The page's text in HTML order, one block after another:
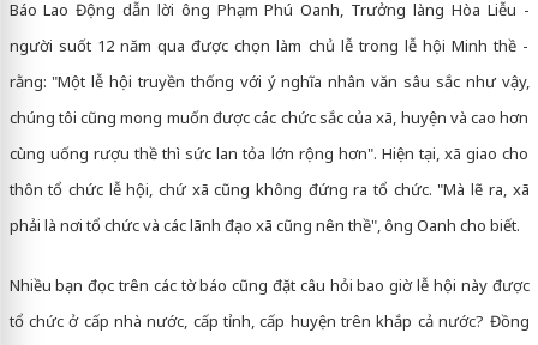
Báo Lao Động dẫn lời ông Phạm Phú Oanh, Trưởng làng Hòa Liễu -
người suốt 12 năm qua được chọn làm chủ lễ trong lễ hội Minh thề -
rằng: "Một lễ hội truyền thống với ý nghĩa nhân văn sâu sắc như vậy,
chúng tôi cũng mong muốn được các chức sắc của xã, huyện và cao hơn
cùng uống rượu thề thì sức lan tỏa lớn rộng hơn". Hiện tại, xã giao cho
thôn tổ chức lễ hội, chứ xã cũng không đứng ra tổ chức. "Mà lẽ ra, xã
phải là nơi tổ chức và các lãnh đạo xã cũng nên thề", ông Oanh cho biết.
Nhiều bạn đọc trên các tờ báo cũng đặt câu hỏi bao giờ lễ hội này được
tổ chức ở cấp nhà nước, cấp tỉnh, cấp huyện trên khắp cả nước? Đồng